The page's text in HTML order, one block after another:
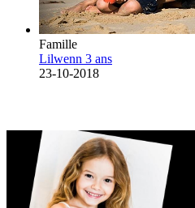
Famille
Lilwenn 3 ans
23-10-2018